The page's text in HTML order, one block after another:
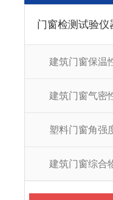
门窗检测试验仪
建筑门窗保温
塑料门窗角强